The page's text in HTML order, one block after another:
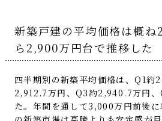
新築戸建の平均価格は概
ら2,900万円台で推移した
四半期別の新築平均価格は、Q1
2,912.7万円、Q3約2,940.7万円
た。年間を通して3,000万円前後